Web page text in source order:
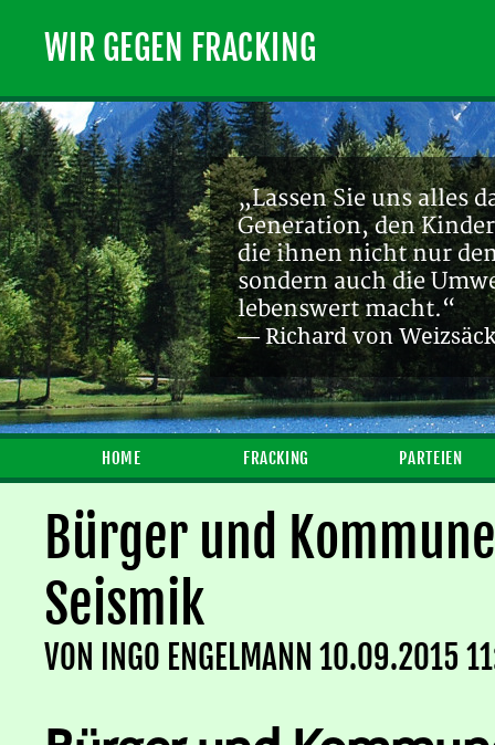
WIR GEGEN FRACKING
„Ein endlicher
Zukunft sein! [...] Die
— Michael Bauchmüller
HOME FRACKING PARTEIEN
Bürger und
Seismik
VON INGO ENGELMANN 10.09.2015